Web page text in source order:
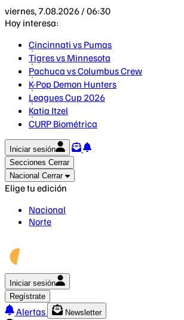
viernes, 7.08.2026 / 06:30
Hoy interesa:
Cincinnati vs Pumas
Tigres vs Minnesota
Pachuca vs Columbus Crew
K-Pop Demon Hunters
Leagues Cup 2026
Katia Itzel
CURP Biométrica
Iniciar sesión
Secciones Cerrar
Nacional Cerrar
Elige tu edición
Nacional
Norte
Iniciar sesión
Regístrate
Alertas
Newsletter